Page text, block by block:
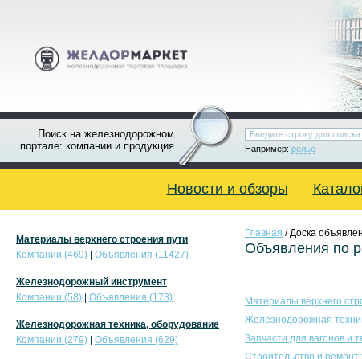
Поиск на железнодорожном
портале: компании и продукция
Например: рельс
Новости и обзоры
Главная / Доска
Объявления по
Материалы верхнего
Железнодорожная
Запчасти для вагонов и
Строительство и ремонт
Материалы верхнего строения пути
Компании (469)
Объявления (11427)
Железнодорожный инструмент
Компании (58)
Объявления (173)
Железнодорожная техника, оборудование
Компании (279)
Объявления (629)